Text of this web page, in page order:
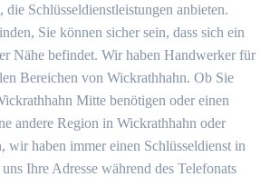
die Schlüsseldienstleistungen anbieten.
Sie können sicher sein, dass sich ein
Nähe befindet. Wir haben Handwerker für
Bereichen von Wickrathhahn. Ob Sie
Mitte benötigen oder einen
andere Region in Wickrathhahn oder
wir haben immer einen Schlüsseldienst in
Ihre Adresse während des Telefonats